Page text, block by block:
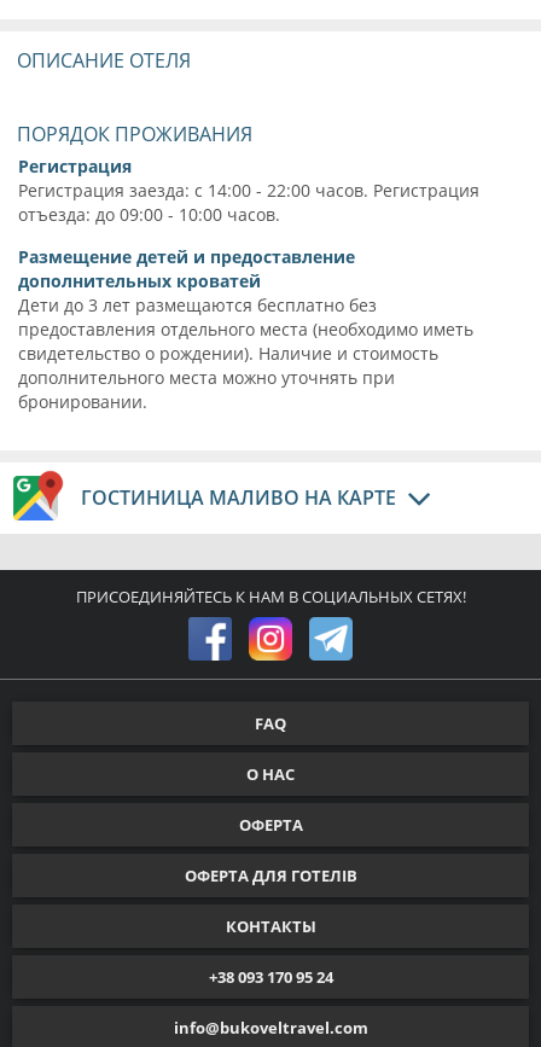
ОПИСАНИЕ ОТЕЛЯ
ПОРЯДОК ПРОЖИВАНИЯ
Регистрация
Регистрация заезда: с 14:00 - 22:00 часов. Регистрация
отъезда: до 09:00 - 10:00 часов.
Размещение детей и предоставление
дополнительных кроватей
Дети до 3 лет размещаются бесплатно без
предоставления отдельного места (необходимо иметь
свидетельство о рождении). Наличие и стоимость
дополнительного места можно уточнять при
бронировании.
ГОСТИНИЦА МАЛИВО НА КАРТЕ
ПРИСОЕДИНЯЙТЕСЬ К НАМ В СОЦИАЛЬНЫХ СЕТЯХ!
FAQ
О НАС
ОФЕРТА
ОФЕРТА ДЛЯ ГОТЕЛІВ
КОНТАКТЫ
+38 093 170 95 24
info@bukoveltravel.com